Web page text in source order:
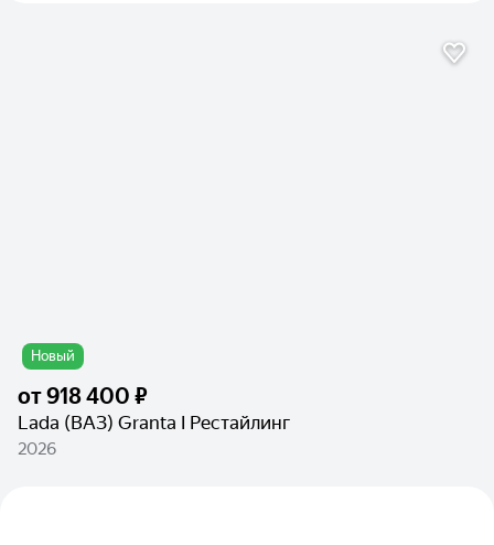
Новый
от918 400 ₽
Lada (ВАЗ) Granta I Рестайлинг
2026